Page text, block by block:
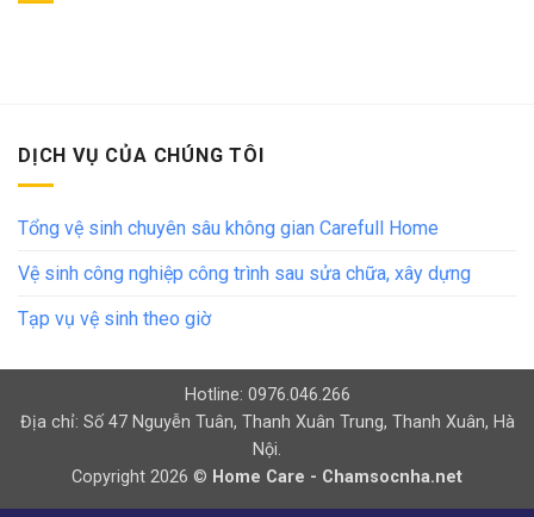
DỊCH VỤ CỦA CHÚNG TÔI
Tổng vệ sinh chuyên sâu không gian Carefull Home
Vệ sinh công nghiệp công trình sau sửa chữa, xây dựng
Tạp vụ vệ sinh theo giờ
Hotline: 0976.046.266
Địa chỉ: Số 47 Nguyễn Tuân, Thanh Xuân Trung, Thanh Xuân, Hà
Nội.
Copyright 2026 © Home Care - Chamsocnha.net